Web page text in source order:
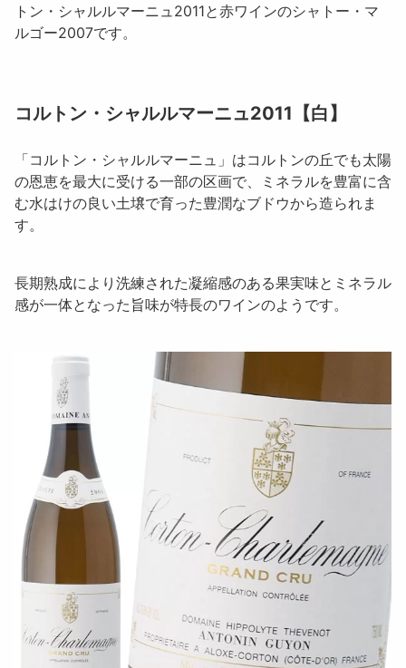
トン・シャルルマーニュ2011と赤ワインのシャトー・マ
ルゴー2007です。
コルトン・シャルルマーニュ2011【白】
「コルトン・シャルルマーニュ 」はコルトンの丘でも太陽
の恩恵を最大に受ける一部の区画で、ミネラルを豊富に含
む水はけの良い土壌で育った豊潤なブドウから造られま
す。
長期熟成により洗練された凝縮感のある果実味とミネラル
感が一体となった旨味が特長のワインのようです。